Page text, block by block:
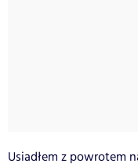
Usiadłem z powrotem